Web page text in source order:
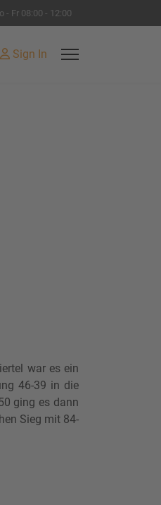
- Fr 08:00 - 12:00
Sign In
war es ein
46-39 in die
ging es dann
Sieg mit 84-